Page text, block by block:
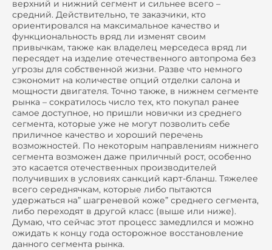
верхний и нижний сегмент и сильнее всего –
средний. Действительно, те заказчики, кто
ориентировался на максимальное качество и
функциональность вряд ли изменят своим
привычкам, также как владелец мерседеса вряд ли
пересядет на изделие отечественного автопрома без
угрозы для собственной жизни. Разве что немного
сэкономит на количестве опций отделки салона и
мощности двигателя. Точно также, в нижнем сегменте
рынка – сократилось число тех, кто покупал ранее
самое доступное, но пришли новички из среднего
сегмента, которые уже не могут позволить себе
приличное качество и хороший перечень
возможностей. По некоторым направлениям нижнего
сегмента возможен даже приличный рост, особенно
это касается отечественных производителей
получивших в условиях санкций карт-бланш. Тяжелее
всего середнячкам, которые либо пытаются
удержаться на” шагреневой коже” среднего сегмента,
либо переходят в другой класс (выше или ниже).
Думаю, что сейчас этот процесс замедлился и можно
ожидать к концу года осторожное восстановление
данного сегмента рынка.